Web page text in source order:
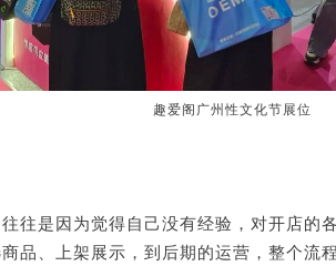
趣爱阁广州性文化节展位
往是因为觉得自己没有经验，对开店的
品、上架展示，到后期的运营，整个流